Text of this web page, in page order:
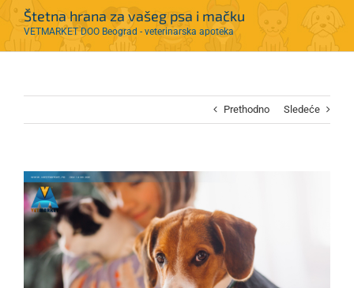
Štetna hrana za vašeg psa i mačku
VETMARKET DOO Beograd - veterinarska apoteka
Prethodno Sledeće